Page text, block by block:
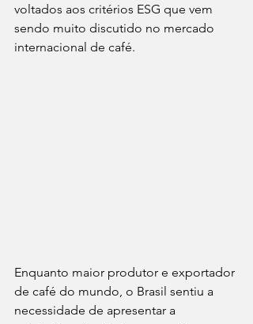
voltados aos critérios ESG que vem
sendo muito discutido no mercado
internacional de café.
Enquanto maior produtor e exportador
de café do mundo, o Brasil sentiu a
necessidade de apresentar a